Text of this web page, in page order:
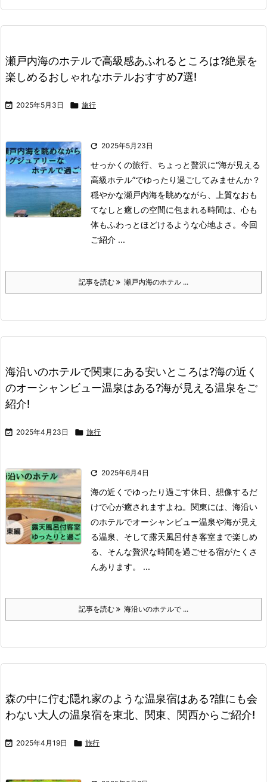
瀬戸内海のホテルで高級感あふれるところは?絶景を
楽しめるおしゃれなホテルおすすめ7選!
 2025年5月3日  旅行
 2025年5月23日
せっかくの旅行、ちょっと贅沢に“海が見える
高級ホテル”でゆったり過ごしてみませんか？
穏やかな瀬戸内海を眺めながら、上質なおも
てなしと癒しの空間に包まれる時間は、心も
体もふわっとほどけるような心地よさ。 今回
ご紹介 ...
記事を読む 瀬戸内海のホテル ...
海沿いのホテルで関東にある安いところは?海の近く
のオーシャンビュー温泉はある?海が見える温泉をご
紹介!
 2025年4月23日  旅行
 2025年6月4日
海の近くでゆったり過ごす休日、想像するだ
けで心が癒されますよね。 関東には、海沿い
のホテルでオーシャンビュー温泉や海が見え
る温泉、そして露天風呂付き客室まで楽しめ
る、そんな贅沢な時間を過ごせる宿がたくさ
んあります。 ...
記事を読む 海沿いのホテルで ...
森の中に佇む隠れ家のような温泉宿はある?誰にも会
わない大人の温泉宿を東北、関東、関西からご紹介!
 2025年4月19日  旅行